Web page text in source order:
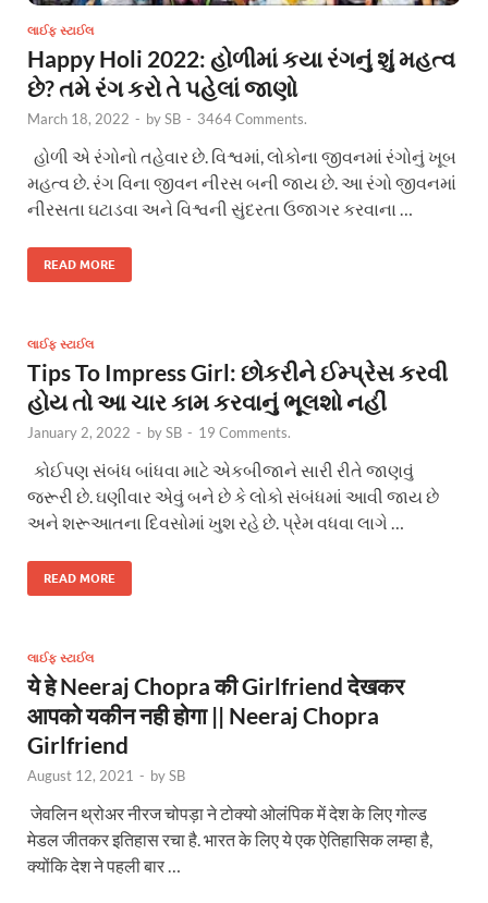
લાઈફ સ્ટાઈલ
Happy Holi 2022: હોળીમાં કયા રંગનું શું મહત્વ
છે? તમે રંગ કરો તે પહેલાં જાણો
March 18, 2022 - bySB - 3464 Comments.
હોળી એ રંગોનો તહેવાર છે. વિશ્વમાં, લોકોના જીવનમાં રંગોનું ખૂબ
મહત્વ છે. રંગ વિના જીવન નીરસ બની જાય છે. આ રંગો જીવનમાં
નીરસતા ઘટાડવા અને વિશ્વની સુંદરતા ઉજાગર કરવાના …
READ MORE
લાઈફ સ્ટાઈલ
Tips To Impress Girl: છોકરીને ઈમ્પ્રેસ કરવી
હોય તો આ ચાર કામ કરવાનું ભૂલશો નહીં
January 2, 2022 - bySB - 19 Comments.
કોઈપણ સંબંધ બાંધવા માટે એકબીજાને સારી રીતે જાણવું
જરૂરી છે. ઘણીવાર એવું બને છે કે લોકો સંબંધમાં આવી જાય છે
અને શરૂઆતના દિવસોમાં ખુશ રહે છે. પ્રેમ વધવા લાગે …
READ MORE
લાઈફ સ્ટાઈલ
ये हे Neeraj Chopra की Girlfriend देखकर
आपको यकीन नही होगा || Neeraj Chopra
Girlfriend
August 12, 2021 - bySB
जेवलिन थ्रोअर नीरज चोपड़ा ने टोक्यो ओलंपिक में देश के लिए गोल्ड
मेडल जीतकर इतिहास रचा है. भारत के लिए ये एक ऐतिहासिक लम्हा है,
क्योंकि देश ने पहली बार …